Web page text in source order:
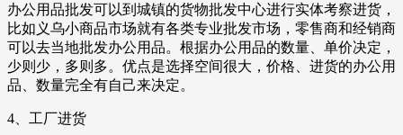
办公用品批发可以到城镇的货物批发中心进行实体考察进货，
比如义乌小商品市场就有各类专业批发市场，零售商和经销商
可以去当地批发办公用品。根据办公用品的数量、单价决定，
少则少，多则多。优点是选择空间很大，价格、进货的办公用
品、数量完全有自己来决定。
4、工厂进货